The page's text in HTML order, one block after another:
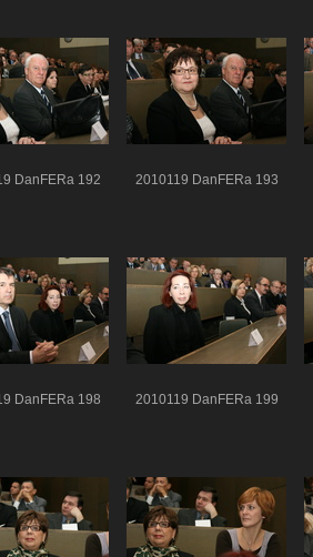
DanFERa 192 2010119 DanFERa 193
DanFERa 198 2010119 DanFERa 199